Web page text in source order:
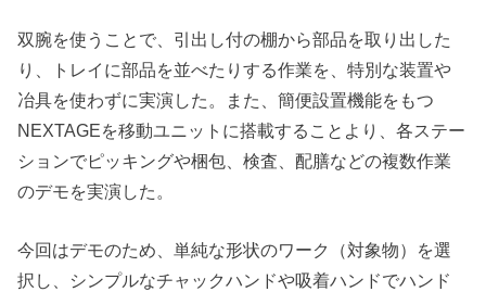
双腕を使うことで、引出し付の棚から部品を取り出した
り、トレイに部品を並べたりする作業を、特別な装置や
冶具を使わずに実演した。また、簡便設置機能をもつ
NEXTAGEを移動ユニットに搭載することより、各ステー
ションでピッキングや梱包、検査、配膳などの複数作業
のデモを実演した。
今回はデモのため、単純な形状のワーク（対象物）を選
択し、シンプルなチャックハンドや吸着ハンドでハンド